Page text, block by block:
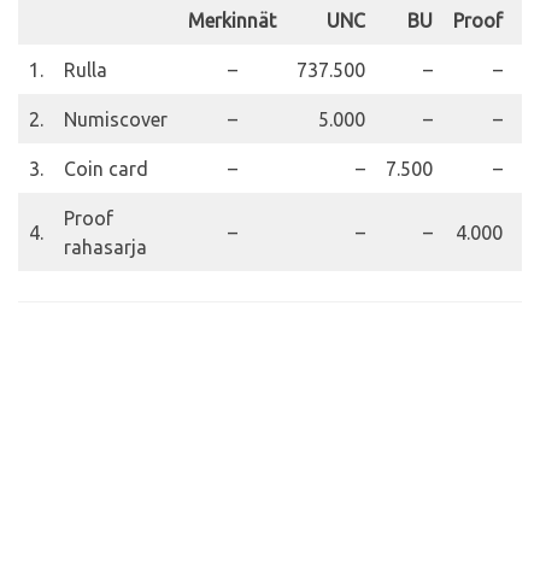
Merkinnät UNC BU Proof
1. Rulla – 737.500 – –
2. Numiscover – 5.000 – –
3. Coin card – – 7.500 –
4.
Proof
rahasarja
– – – 4.000